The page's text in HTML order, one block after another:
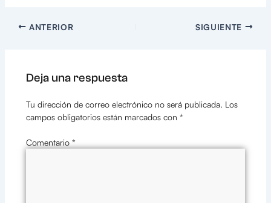
ANTERIOR SIGUIENTE
Deja una respuesta
Tu dirección de correo electrónico no será publicada. Los
campos obligatorios están marcados con *
Comentario *